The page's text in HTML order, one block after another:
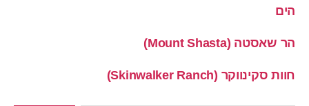
הים
הר שאסטה (Mount Shasta)
חוות סקינווקר (Skinwalker Ranch)